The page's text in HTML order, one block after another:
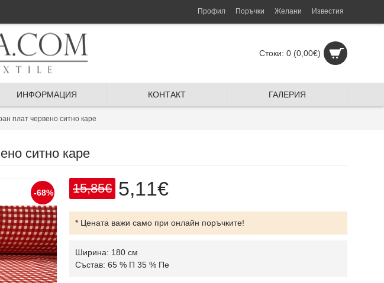
Профил Поръчки Желани Известия
Стоки: 0 (0,00€)
ИНФОРМАЦИЯ КОНТАКТ ГАЛЕРИЯ
плат червено ситно каре
ситно каре
-68% 15,85€ 5,11€
* Цената важи само при онлайн поръчките!
Ширина: 180 см
Състав: 65 % П 35 % Пе